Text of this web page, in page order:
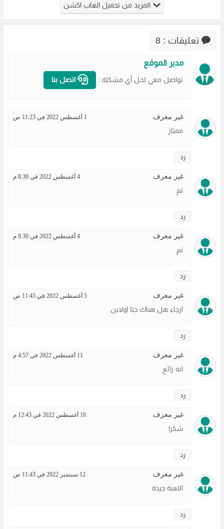
Zero Hour
للكمبيوتر
من ميديا
فاير
مضغوطة
المزيد من تحميل العاب اكشن
تعليقات : 8
مدير الموقع
تواصل معي لحل آي مشكلة : اتصل بنا
غير معرف 1 أغسطس 2022 في 11:23 ص
ممتاز
رد
غير معرف 4 أغسطس 2022 في 8:30 م
تم
رد
غير معرف 4 أغسطس 2022 في 8:30 م
تم
رد
غير معرف 5 أغسطس 2022 في 11:45 ص
ارجاء هل هناك جتا اولاين
رد
غير معرف 11 أغسطس 2022 في 4:57 م
انه رائع
رد
غير معرف 18 أغسطس 2022 في 12:43 م
شكرا
رد
غير معرف 12 سبتمبر 2022 في 11:43 ص
اللعبة جيدة
رد